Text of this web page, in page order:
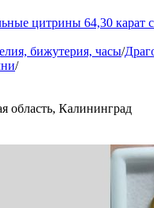
цитрины 64,30 карат
бижутерия, часы/
/
область, Калининград